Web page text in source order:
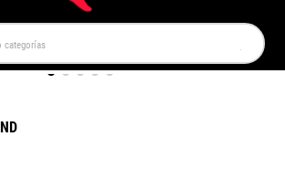
categorías